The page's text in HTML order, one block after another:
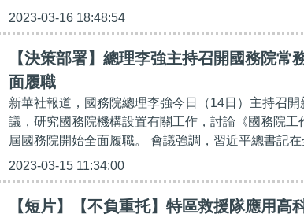
2023-03-16 18:48:54
【決策部署】總理李強主持召開國務院常
面履職
新華社報道，國務院總理李強今日（14日）主持召
議，研究國務院機構設置有關工作，討論《國務院工
屆國務院開始全面履職。 會議強調，習近平總書記
2023-03-15 11:34:00
【短片】【不負重托】特區救援隊應用高